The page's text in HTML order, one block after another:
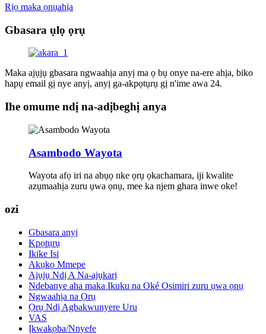
Rịọ maka ọnụahịa
Gbasara ụlọ ọrụ
Maka ajụjụ gbasara ngwaahịa anyị ma ọ bụ onye na-ere ahịa, biko
hapụ email gị nye anyị, anyị ga-akpọtụrụ gị n'ime awa 24.
Ihe omume ndị na-adịbeghị anya
Asambodo Wayota
Wayota afọ iri na abụọ nke ọrụ ọkachamara, iji kwalite
azụmaahịa zuru ụwa ọnụ, mee ka njem ghara inwe oke!
ozi
Gbasara anyị
Kpọtụrụ
Ikike Isi
Akụkọ Mmepe
Ajụjụ Ndị A Na-ajụkarị
Ndebanye aha maka Ikuku na Oké Osimiri zuru ụwa ọnụ
Ngwaahịa na Ọrụ
Ọrụ Ndị Agbakwunyere Uru
VAS
Ịkwakọba/Nnyefe